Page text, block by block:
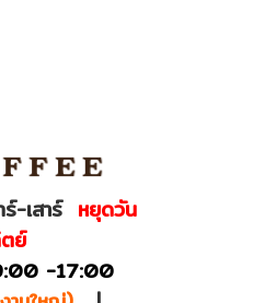
-เสาร์ หยุดวัน
ย์
-17:00